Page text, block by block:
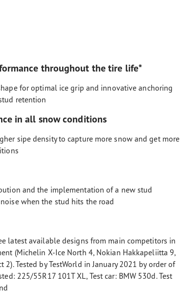
throughout the tire life*
for optimal ice grip and innovative anchoring
retention
in all snow conditions
sipe density to capture more snow and get more
and the implementation of a new stud
when the stud hits the road
latest available designs from main competitors in
(Michelin X-Ice North 4, Nokian Hakkapeliitta 9,
2). Tested by TestWorld in January 2021 by order of
225/55R17 101T XL, Test car: BMW 530d. Test